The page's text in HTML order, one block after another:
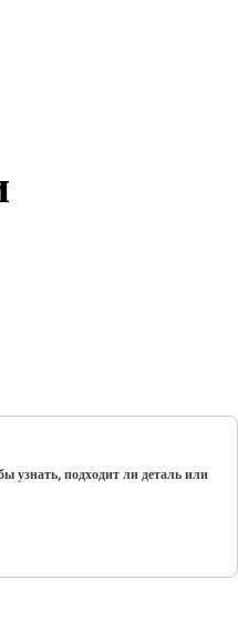
узнать, подходит ли деталь или